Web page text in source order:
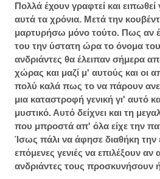
Πολλά έχουν γραφτεί και
αυτά τα χρόνια. Μετά την
μαρτυρήσω μόνο τούτο. Πως αν
του την ύστατη ώρα το όνομα
ανδριάντες θα έλειπαν σήμερα
χώρας και μαζί μ' αυτούς και οι
πολύ καλά πως το να πάρουν
μια καταστροφή γενική γι' αυτό
μυστικό. Αυτό δείχνει και τη
που μπροστά απ' όλα είχε την
Ίσως πάλι να άφησε διαθήκη την
επόμενες γενιές να επιλέξουν αν
ανδριάντες τους προσκυνήσουν